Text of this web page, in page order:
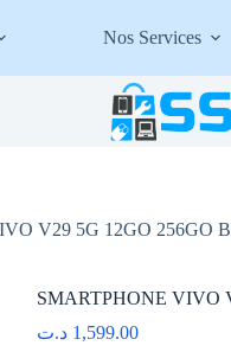
Nos Services
V29 5G 12GO 256GO
SMARTPHONE VIVO
1,599.00 د.ت